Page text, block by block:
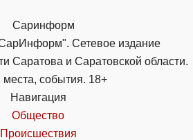
Сетевое издание
Саратова и Саратовской области.
события. 18+
Навигация
Общество
Происшествия